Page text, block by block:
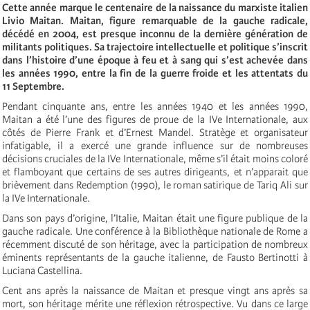
Cette année marque le centenaire de la naissance du marxiste italien
Livio Maitan. Maitan, figure remarquable de la gauche radicale,
décédé en 2004, est presque inconnu de la dernière génération de
militants politiques. Sa trajectoire intellectuelle et politique s’inscrit
dans l’histoire d’une époque à feu et à sang qui s’est achevée dans
les années 1990, entre la fin de la guerre froide et les attentats du
11 Septembre.
Pendant cinquante ans, entre les années 1940 et les années 1990,
Maitan a été l’une des figures de proue de la IVe Internationale, aux
côtés de Pierre Frank et d’Ernest Mandel. Stratège et organisateur
infatigable, il a exercé une grande influence sur de nombreuses
décisions cruciales de la IVe Internationale, même s’il était moins coloré
et flamboyant que certains de ses autres dirigeants, et n’apparait que
brièvement dans Redemption (1990), le roman satirique de Tariq Ali sur
la IVe Internationale.
Dans son pays d’origine, l’Italie, Maitan était une figure publique de la
gauche radicale. Une conférence à la Bibliothèque nationale de Rome a
récemment discuté de son héritage, avec la participation de nombreux
éminents représentants de la gauche italienne, de Fausto Bertinotti à
Luciana Castellina.
Cent ans après la naissance de Maitan et presque vingt ans après sa
mort, son héritage mérite une réflexion rétrospective. Vu dans ce large